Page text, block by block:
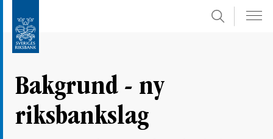
direkt
undersidor
Sök
Bakgrund - ny
riksbankslag